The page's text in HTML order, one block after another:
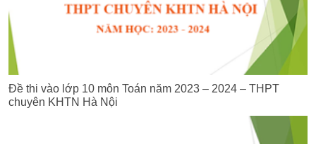
Đề thi vào lớp 10 môn Toán năm 2023 – 2024 – THPT
chuyên KHTN Hà Nội